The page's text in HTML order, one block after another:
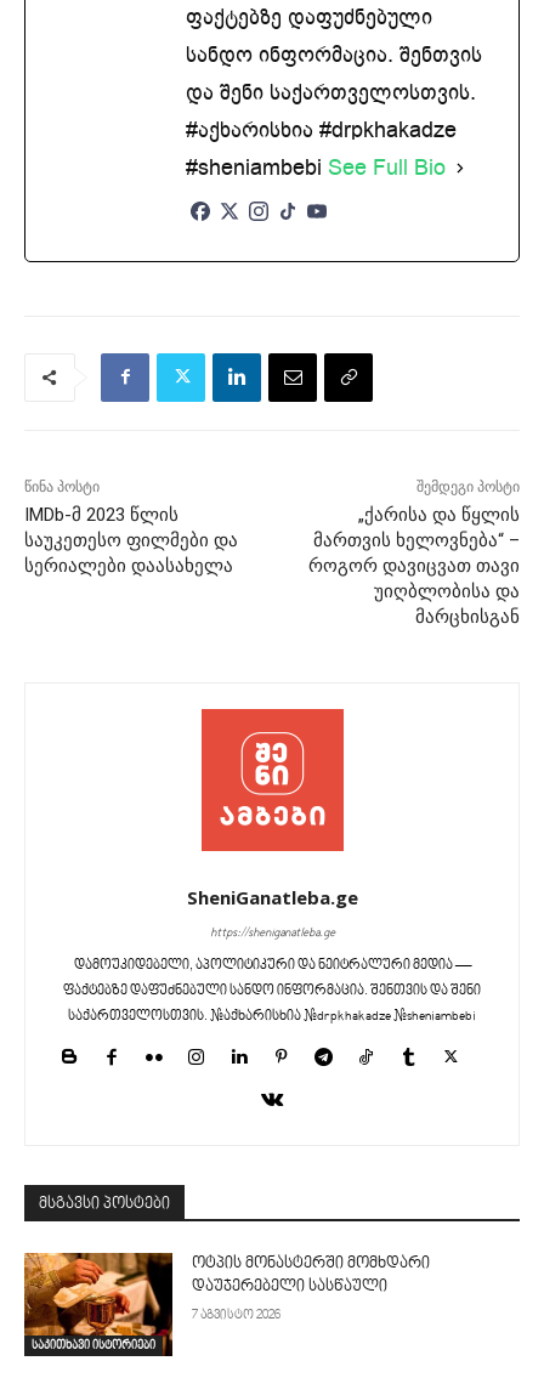
ფაქტებზე დაფუძნებული
სანდო ინფორმაცია. შენთვის
და შენი საქართველოსთვის.
#აქხარისხია #drpkhakadze
#sheniambebi See Full Bio
წინა პოსტი
IMDb-მ 2023 წლის
საუკეთესო ფილმები და
სერიალები დაასახელა
შემდეგი პოსტი
„ქარისა და წყლის
მართვის ხელოვნება“ –
როგორ დავიცვათ თავი
უიღბლობისა და
მარცხისგან
SheniGanatleba.ge
https://sheniganatleba.ge
დამოუკიდებელი, აპოლიტიკური და ნეიტრალური მედია —
ფაქტებზე დაფუძნებული სანდო ინფორმაცია. შენთვის და შენი
საქართველოსთვის. #აქხარისხია #drpkhakadze #sheniambebi
მსგავსი პოსტები
საკითხავი ისტორიები
ოტპის მონასტერში მომხდარი
დაუჯერებელი სასწაული
7 აგვისტო 2026